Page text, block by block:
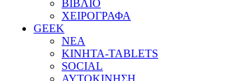
ΒΙΒΛΙΟ
ΧΕΙΡΟΓΡΑΦΑ
GEEK
ΝΕΑ
ΚΙΝΗΤΑ-TABLETS
SOCIAL
ΑΥΤΟΚΙΝΗΣΗ